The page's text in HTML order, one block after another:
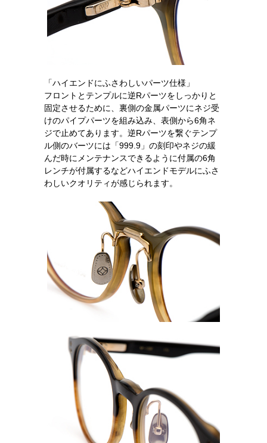
「ハイエンドにふさわしいパーツ仕様」
フロントとテンプルに逆Rパーツをしっかりと
固定させるために、裏側の金属パーツにネジ受
けのパイプパーツを組み込み、表側から6角ネ
ジで止めてあります。逆Rパーツを繋ぐテンプ
ル側のバーツには「999.9」の刻印やネジの緩
んだ時にメンテナンスできるように付属の6角
レンチが付属するなどハイエンドモデルにふさ
わしいクオリティが感じられます。